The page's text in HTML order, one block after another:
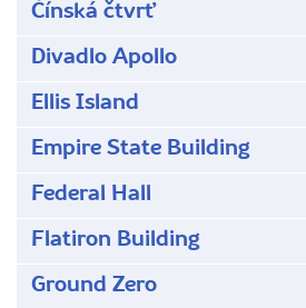
Čínská čtvrť
Divadlo Apollo
Ellis Island
Empire State Building
Federal Hall
Flatiron Building
Ground Zero